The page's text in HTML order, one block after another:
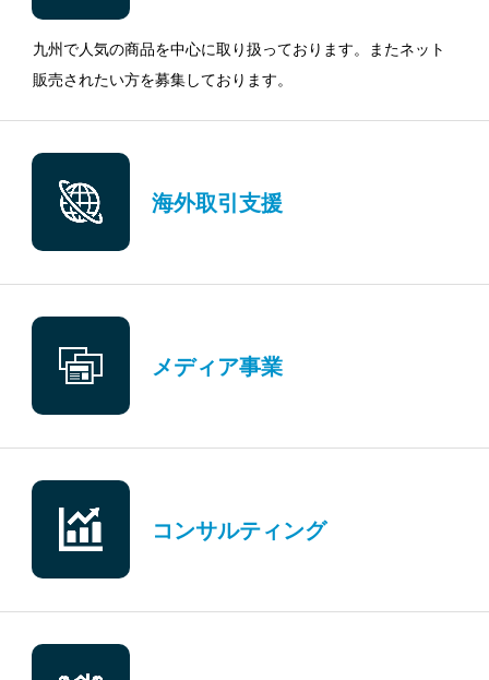
九州で人気の商品を中心に取り扱っております。またネット
販売されたい方を募集しております。
海外取引支援
メディア事業
コンサルティング